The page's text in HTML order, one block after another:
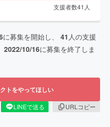
支援者数41 人
に募集を開始し、 41 人の支援
2022/10/16に募集を終了しま
トをやってほしい
LINEで送る
URLコピー